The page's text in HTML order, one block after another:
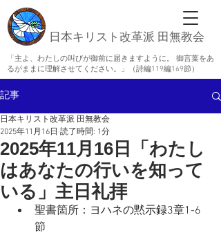
日本キリスト改革派 田無教会
「主よ、わたしの叫びが御前に届きますように。 御言葉をあ
るがままに理解させてください。」（詩編119編169節）
記事
2025年11月16日「わたし
はあなたの行いを知って
いる」主日礼拝
日本キリスト改革派 田無教会
2025年11月16日 読了時間: 1分
聖書箇所： ヨハネの黙示録3章1-6
節